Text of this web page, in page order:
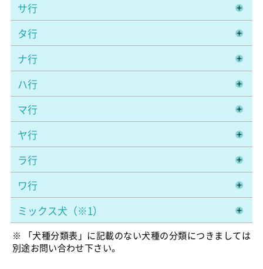
サ行
タ行
ナ行
ハ行
マ行
ヤ行
ラ行
ワ行
ミックス犬（※1）
※ 「犬種分類表」に記載のない犬種の分類につきましては
別途お問い合わせ下さい。